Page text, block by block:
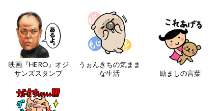
映画『HERO』オジ
サンズスタンプ
うぉんきちの気まま
な生活
励ましの言葉